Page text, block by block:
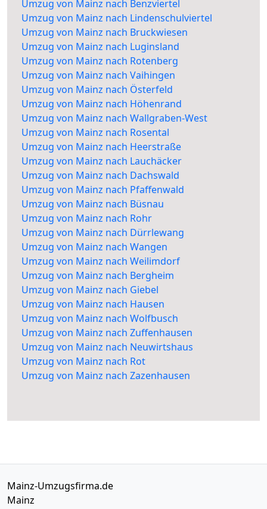
Umzug von Mainz nach Benzviertel
Umzug von Mainz nach Lindenschulviertel
Umzug von Mainz nach Bruckwiesen
Umzug von Mainz nach Luginsland
Umzug von Mainz nach Rotenberg
Umzug von Mainz nach Vaihingen
Umzug von Mainz nach Österfeld
Umzug von Mainz nach Höhenrand
Umzug von Mainz nach Wallgraben-West
Umzug von Mainz nach Rosental
Umzug von Mainz nach Heerstraße
Umzug von Mainz nach Lauchäcker
Umzug von Mainz nach Dachswald
Umzug von Mainz nach Pfaffenwald
Umzug von Mainz nach Büsnau
Umzug von Mainz nach Rohr
Umzug von Mainz nach Dürrlewang
Umzug von Mainz nach Wangen
Umzug von Mainz nach Weilimdorf
Umzug von Mainz nach Bergheim
Umzug von Mainz nach Giebel
Umzug von Mainz nach Hausen
Umzug von Mainz nach Wolfbusch
Umzug von Mainz nach Zuffenhausen
Umzug von Mainz nach Neuwirtshaus
Umzug von Mainz nach Rot
Umzug von Mainz nach Zazenhausen
Mainz-Umzugsfirma.de
Mainz